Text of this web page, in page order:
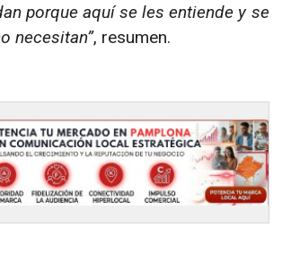
porque aquí se les entiende y se
necesitan”, resumen.